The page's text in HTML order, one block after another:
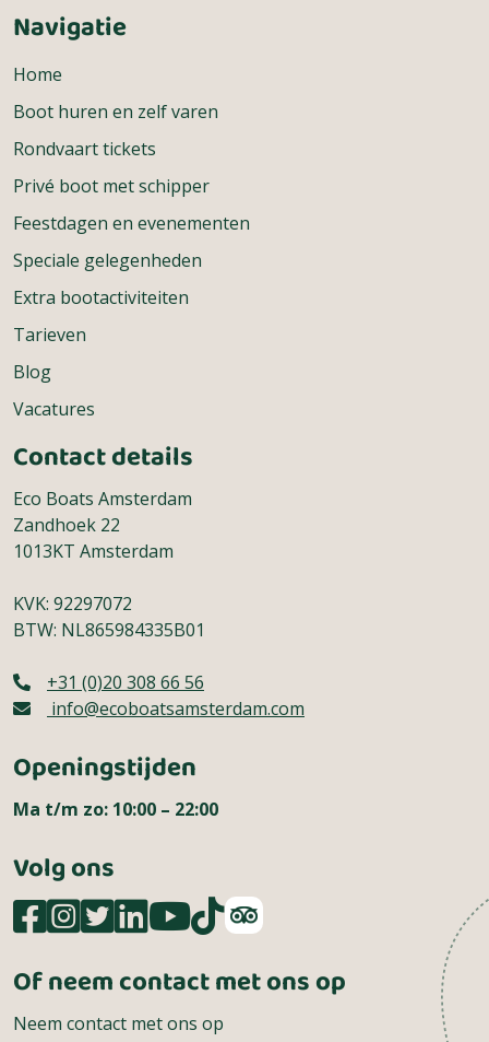
Navigatie
Home
Boot huren en zelf varen
Rondvaart tickets
Privé boot met schipper
Feestdagen en evenementen
Speciale gelegenheden
Extra bootactiviteiten
Tarieven
Blog
Vacatures
Contact details
Eco Boats Amsterdam
Zandhoek 22
1013KT Amsterdam
KVK: 92297072
BTW: NL865984335B01
+31 (0)20 308 66 56
info@ecoboatsamsterdam.com
Openingstijden
Ma t/m zo: 10:00 – 22:00
Volg ons
Of neem contact met ons op
Neem contact met ons op